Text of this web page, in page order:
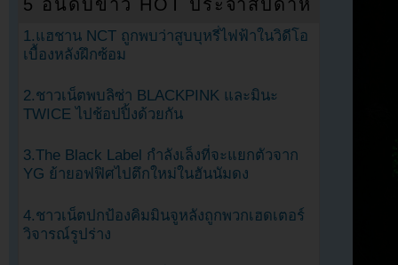
5 อันดับข่าว HOT ประจำสัปดาห์
1.แฮชาน NCT ถูกพบว่าสูบบุหรี่ไฟฟ้าในวิดีโอ
เบื้องหลังฝึกซ้อม
2.ชาวเน็ตพบลิซ่า BLACKPINK และมินะ
TWICE ไปช้อปปิ้งด้วยกัน
3.The Black Label กำลังเล็งที่จะแยกตัวจาก
YG ย้ายอฟฟิศไปตึกใหม่ในฮันนัมดง
4.ชาวเน็ตปกป้องคิมมินจูหลังถูกพวกเฮดเตอร์
วิจารณ์รูปร่าง